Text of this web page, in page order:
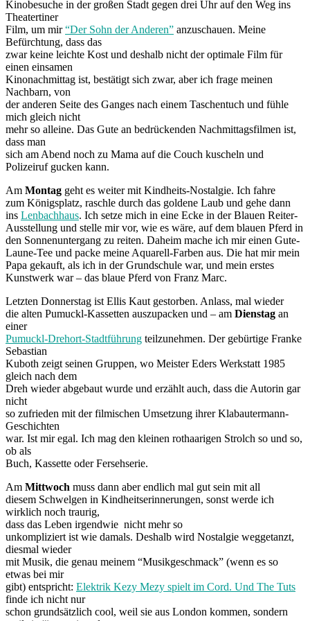
Kinobesuche in der großen Stadt gegen drei Uhr auf den Weg ins
Theatertiner
Film, um mir“Der Sohn der Anderen” anzuschauen. Meine
Befürchtung, dass das
zwar keine leichte Kost und deshalb nicht der optimale Film für
einen einsamen
Kinonachmittag ist, bestätigt sich zwar, aber ich frage meinen
Nachbarn, von
der anderen Seite des Ganges nach einem Taschentuch und fühle
mich gleich nicht
mehr so alleine. Das Gute an bedrückenden Nachmittagsfilmen ist,
dass man
sich am Abend noch zu Mama auf die Couch kuscheln und
Polizeiruf gucken kann.
Am Montag geht es weiter mit Kindheits-Nostalgie. Ich fahre
zum Königsplatz, raschle durch das goldene Laub und gehe dann
ins Lenbachhaus. Ich setze mich in eine Ecke in der Blauen Reiter-
Ausstellung und stelle mir vor, wie es wäre, auf dem blauen Pferd in
den Sonnenuntergang zu reiten. Daheim mache ich mir einen Gute-
Laune-Tee und packe meine Aquarell-Farben aus. Die hat mir mein
Papa gekauft, als ich in der Grundschule war, und mein erstes
Kunstwerk war – das blaue Pferd von Franz Marc.
Letzten Donnerstag ist Ellis Kaut gestorben. Anlass, mal wieder
die alten Pumuckl-Kassetten auszupacken und – am Dienstag an
einer
Pumuckl-Drehort-Stadtführung teilzunehmen. Der gebürtige Franke
Sebastian
Kuboth zeigt seinen Gruppen, wo Meister Eders Werkstatt 1985
gleich nach dem
Dreh wieder abgebaut wurde und erzählt auch, dass die Autorin gar
nicht
so zufrieden mit der filmischen Umsetzung ihrer Klabautermann-
Geschichten
war. Ist mir egal. Ich mag den kleinen rothaarigen Strolch so und so,
ob als
Buch, Kassette oder Fersehserie.
Am Mittwoch muss dann aber endlich mal gut sein mit all
diesem Schwelgen in Kindheitserinnerungen, sonst werde ich
wirklich noch traurig,
dass das Leben irgendwie nicht mehr so
unkompliziert ist wie damals. Deshalb wird Nostalgie weggetanzt,
diesmal wieder
mit Musik, die genau meinem “Musikgeschmack” (wenn es so
etwas bei mir
gibt) entspricht: Elektrik Kezy Mezy spielt im Cord. Und The Tuts
finde ich nicht nur
schon grundsätzlich cool, weil sie aus London kommen, sondern